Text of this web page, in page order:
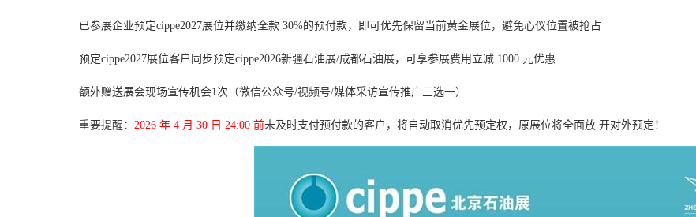
已参展企业预定cippe2027展位并缴纳全款 30%的预付款，即可优先保留当前黄金展位，避免心仪位置被抢占
预定cippe2027展位客户同步预定cippe2026新疆石油展/成都石油展，可享参展费用立减 1000 元优惠
额外赠送展会现场宣传机会1次（微信公众号/视频号/媒体采访宣传推广三选一）
重要提醒： 2026 年 4 月 30 日 24:00 前未及时支付预付款的客户，将自动取消优先预定权，原展位将全面放 开对外预定！